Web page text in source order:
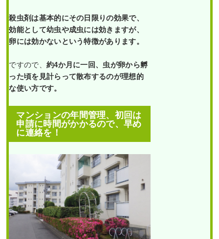
殺虫剤は基本的にその日限りの効果で、
効能として幼虫や成虫には効きますが、
卵には効かないという特徴があります。
ですので、 約4か月に一回、虫が卵から孵
った頃を見計らって散布するのが理想的
な使い方です。
マンションの年間管理、初回は
申請に時間がかかるので、早め
に連絡を！